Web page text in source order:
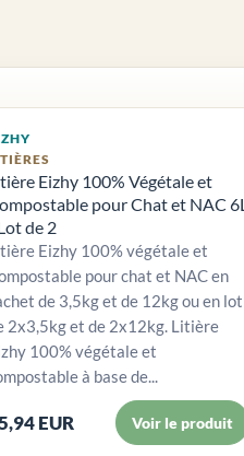
Eizhy 100% Végétale et
pour Chat et NAC 6L
de 2
Eizhy 100% végétale et
pour chat et NAC en
de 3,5kg et de 12kg ou en lot
2x3,5kg et de 2x12kg. Litière
100% végétale et
à base de...
EUR Voir le produit